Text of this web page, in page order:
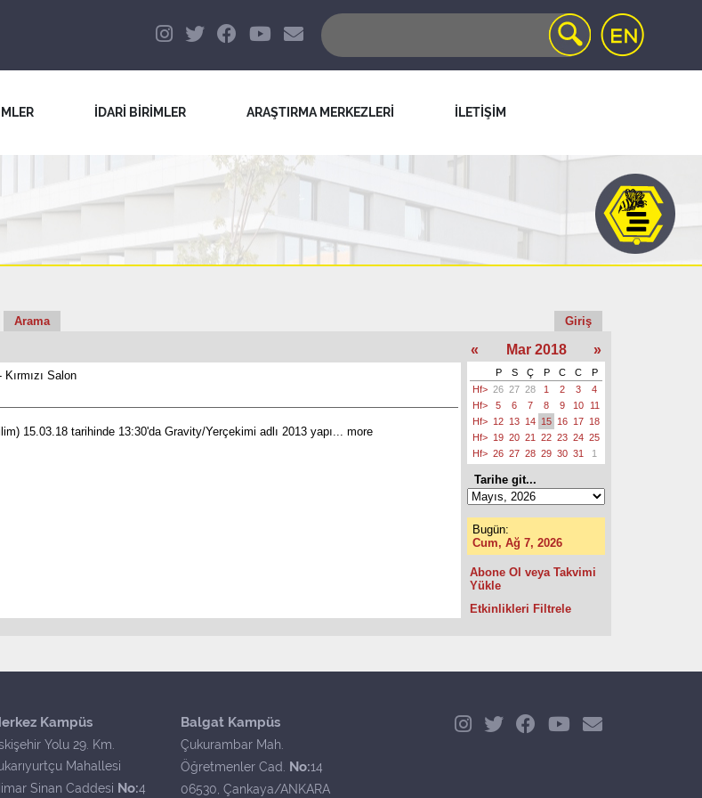
İDARİ BİRİMLER ARAŞTIRMA MERKEZLERİ İLETİŞİM
Arama Giriş
Kırmızı Salon
15.03.18 tarihinde 13:30'da Gravity/Yerçekimi adlı 2013 yapı... more
« Mar 2018 »
P S Ç P C C
P
Hf> 26 27 28 1 2 3
4
Hf>
5 6 7 8 9 10
11
Hf> 12 13 14 15 16 17 18
Hf> 19 20 21 22 23 24 25
Hf> 26 27 28 29 30 31 1
Tarihe git...
Bugün:
Cum, Ağ 7, 2026
Abone Ol veya Takvimi
Yükle
Etkinlikleri Filtrele
Kampüs
Yolu 29. Km.
Mahallesi
Sinan Caddesi No:4
Balgat Kampüs
Çukurambar Mah.
Öğretmenler Cad. No:14
06530, Çankaya/ANKARA